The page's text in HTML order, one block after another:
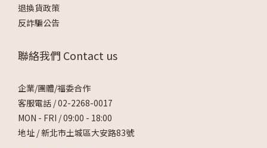
退換貨政策
反詐騙公告
聯絡我們 Contact us
企業/團體/福委合作
客服電話 /02-2268-0017
MON - FRI / 09:00 - 18:00
地址 / 新北市土城區大安路83號